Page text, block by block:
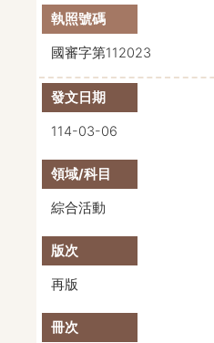
國審字第112023
114-03-06
綜合活動
再版